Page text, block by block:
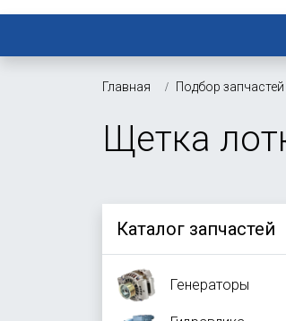
Главная Подбор запчастей
Щетка
Каталог запчастей
Генераторы